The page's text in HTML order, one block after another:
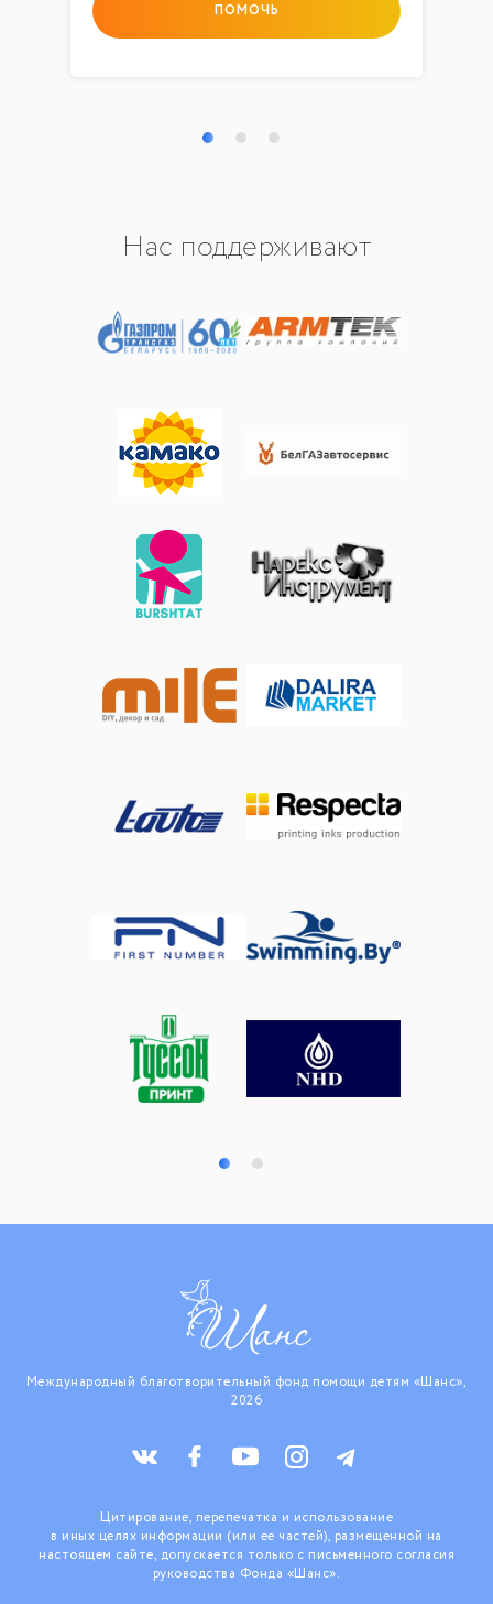
ПОМОЧЬ
Нас поддерживают
Международный благотворительный фонд помощи детям «Шанс»,
2026
Цитирование, перепечатка и использование
в иных целях информации (или ее частей), размещенной на
настоящем сайте, допускается только с письменного согласия
руководства Фонда «Шанс».